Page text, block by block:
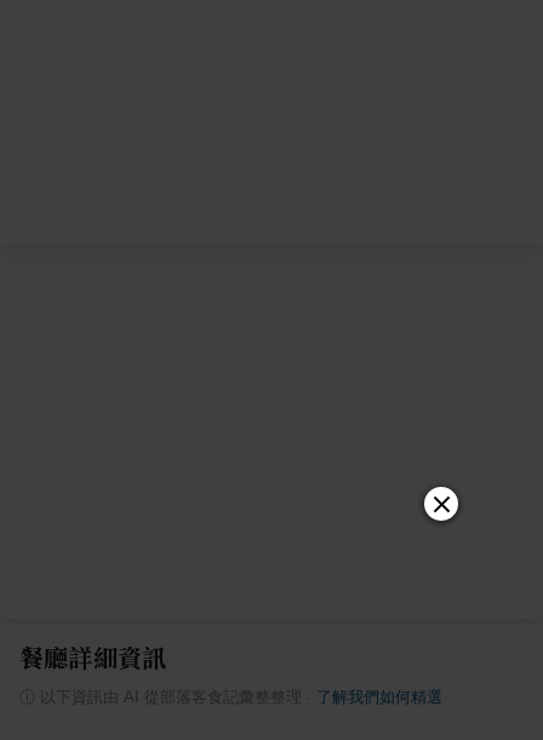
餐廳詳細資訊
ⓘ 以下資訊由 AI 從部落客食記彙整整理 了解我們如何精選